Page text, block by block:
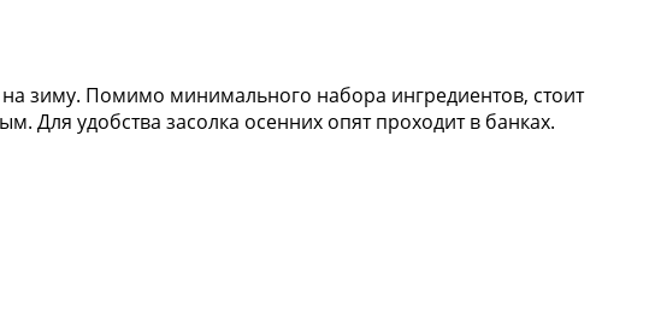
зиму. Помимо минимального набора ингредиентов, стоит
Для удобства засолка осенних опят проходит в банках.